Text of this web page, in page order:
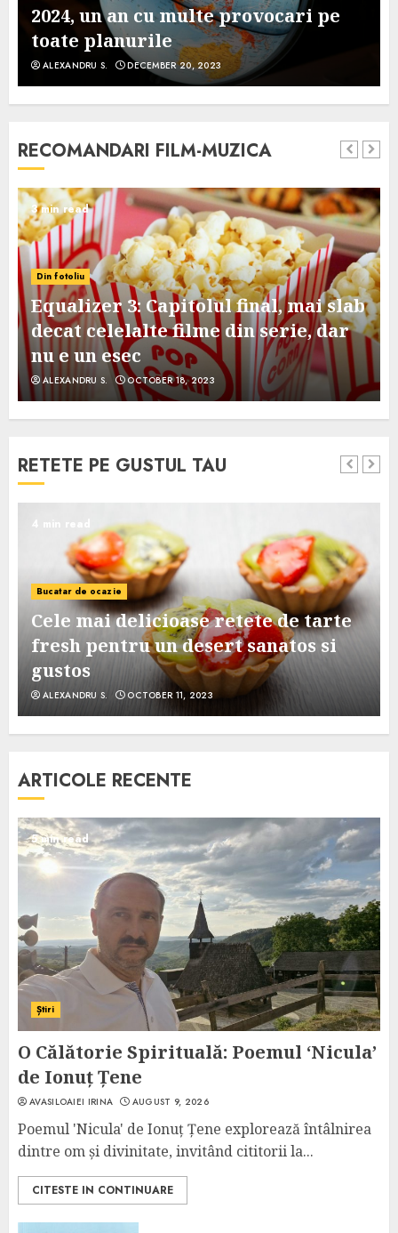
2024, un an cu multe provocari pe
toate planurile
ALEXANDRU S. DECEMBER 20, 2023
RECOMANDARI FILM-MUZICA
3 min read
Din fotoliu
Equalizer 3: Capitolul final, mai slab
decat celelalte filme din serie, dar
nu e un esec
ALEXANDRU S. OCTOBER 18, 2023
RETETE PE GUSTUL TAU
4 min read
Bucatar de ocazie
Cele mai delicioase retete de tarte
fresh pentru un desert sanatos si
gustos
ALEXANDRU S. OCTOBER 11, 2023
ARTICOLE RECENTE
5 min read
Știri
O Călătorie Spirituală: Poemul ‘Nicula’
de Ionuț Țene
AVASILOAIEI IRINA AUGUST 9, 2026
Poemul 'Nicula' de Ionuț Țene explorează întâlnirea
dintre om și divinitate, invitând cititorii la...
CITESTE IN CONTINUARE